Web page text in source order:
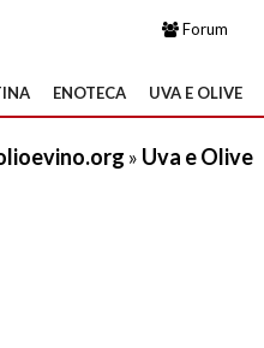
Forum
ENOTECA UVA E OLIVE
» Uva e Olive